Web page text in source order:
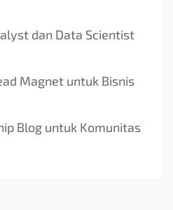
dan Data Scientist
Magnet untuk Bisnis
Blog untuk Komunitas